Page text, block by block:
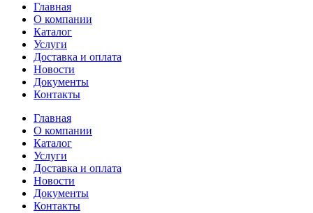
Главная
О компании
Каталог
Услуги
Доставка и оплата
Новости
Документы
Контакты
Главная
О компании
Каталог
Услуги
Доставка и оплата
Новости
Документы
Контакты